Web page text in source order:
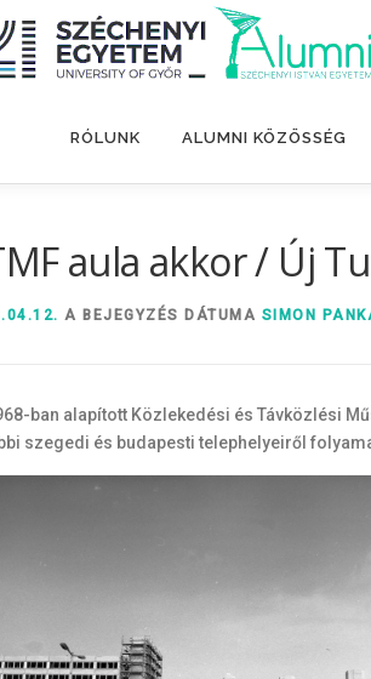
RÓLUNK ALUMNI KÖZÖSSÉG
aula akkor / Új
A BEJEGYZÉS DÁTUMA SIMON
ban alapított Közlekedési és Távközlési
szegedi és budapesti telephelyeiről